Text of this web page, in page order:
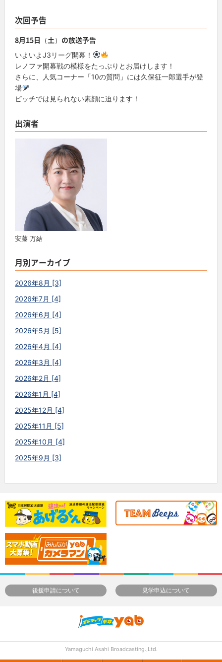
次回予告
8月15日（土）の放送予告
いよいよJ3リーグ開幕！
レノファ開幕戦の模様をたっぷりとお届けします！
さらに、人気コーナー「10の質問」には久保征一郎選手が登
場
ピッチでは見られない素顔に迫ります！
出演者
安藤 万結
月別アーカイブ
2026年8月 [3]
2026年7月 [4]
2026年6月 [4]
2026年5月 [5]
2026年4月 [4]
2026年3月 [4]
2026年2月 [4]
2026年1月 [4]
2025年12月 [4]
2025年11月 [5]
2025年10月 [4]
2025年9月 [3]
後援申請について 見学申込について
Yamaguchi Asahi Broadcasting.,Ltd.